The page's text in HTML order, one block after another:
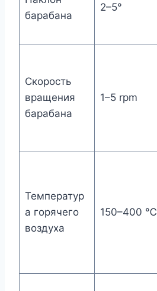
барабана
2–5°
Скорость
вращения
барабана
1–5 rpm
Температур
а горячего
воздуха
150–400 ℃